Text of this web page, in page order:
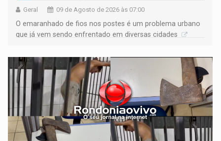
Geral 09 de Agosto de 2026 às 07:00
O emaranhado de fios nos postes é um problema urbano
que já vem sendo enfrentado em diversas cidades